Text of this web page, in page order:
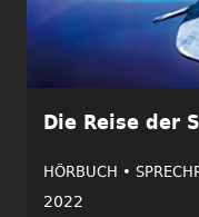
Die Reise der
HÖRBUCH •
2022